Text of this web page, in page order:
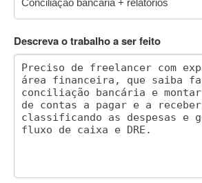
Descreva o trabalho a ser feito